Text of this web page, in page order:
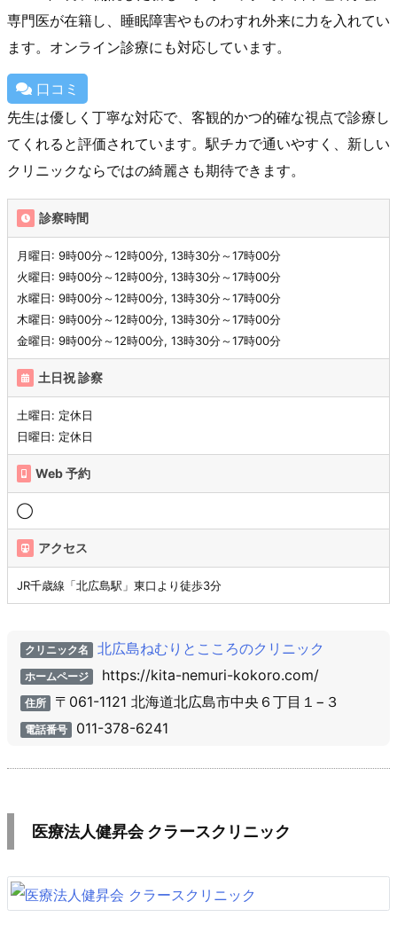
専門医が在籍し、睡眠障害やものわすれ外来に力を入れてい
ます。オンライン診療にも対応しています。
口コミ
先生は優しく丁寧な対応で、客観的かつ的確な視点で診療し
てくれると評価されています。駅チカで通いやすく、新しい
クリニックならではの綺麗さも期待できます。
診察時間
月曜日: 9時00分～12時00分, 13時30分～17時00分
火曜日: 9時00分～12時00分, 13時30分～17時00分
水曜日: 9時00分～12時00分, 13時30分～17時00分
木曜日: 9時00分～12時00分, 13時30分～17時00分
金曜日: 9時00分～12時00分, 13時30分～17時00分
土日祝 診察
土曜日: 定休日
日曜日: 定休日
Web 予約
◯
アクセス
JR千歳線「北広島駅」東口より徒歩3分
クリニック名 北広島ねむりとこころのクリニック
ホームページ https://kita-nemuri-kokoro.com/
住所 〒061-1121 北海道北広島市中央６丁目１−３
電話番号 011-378-6241
医療法人健昇会 クラースクリニック